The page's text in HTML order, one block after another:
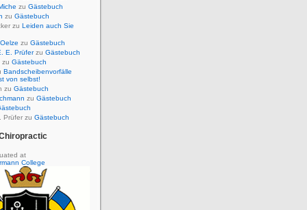
zu Gästebuch
zu Gästebuch
zu Leiden auch Sie
zu Gästebuch
E. Prüferzu Gästebuch
zu Gästebuch
Bandscheibenvorfälle
von selbst!
zu Gästebuch
zu Gästebuch
Prüfer zu Gästebuch
at
College